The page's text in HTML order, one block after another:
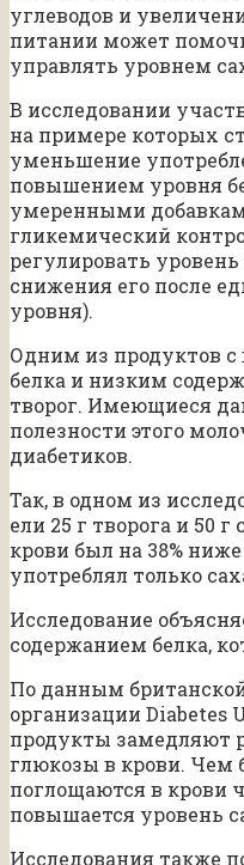
углеводов и
питании может
управлять уровнем
В исследовании
на примере которых
уменьшение
повышением уровня
умеренными
гликемический
регулировать
снижения его после
уровня).
Одним из продуктов
белка и низким
творог. Имеющиеся
полезности этого
диабетиков.
Так, в одном из
ели 25 г творога и 50
крови был на 38%
употреблял только
Исследование
содержанием белка,
По данным
организации Diabetes
продукты замедляют
глюкозы в крови. Чем
поглощаются в крови
повышается уровень
Исследования также